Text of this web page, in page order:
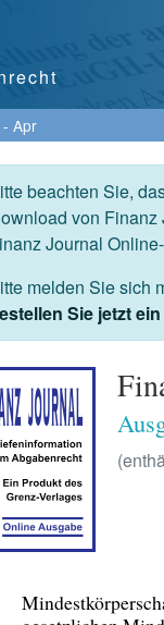
Apr
beachten Sie,
von
Journal
melden Sie sich
Sie jetzt